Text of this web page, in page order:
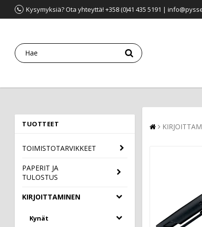
Kysymyksiä? Ota yhteyttä! +358 (0)41 435 5191 |
TUOTTEET
TOIMISTOTARVIKKEET
PAPERIT JA
TULOSTUS
KIRJOITTAMINEN
Kynät